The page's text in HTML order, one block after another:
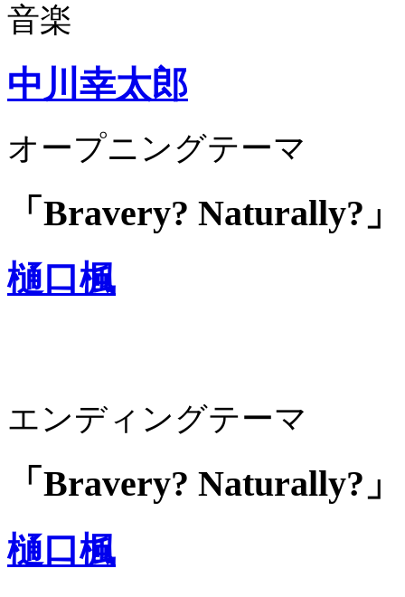
音楽
中川幸太郎
オープニングテーマ
「Bravery? Naturally?」
樋口楓
エンディングテーマ
「Bravery? Naturally?」
樋口楓